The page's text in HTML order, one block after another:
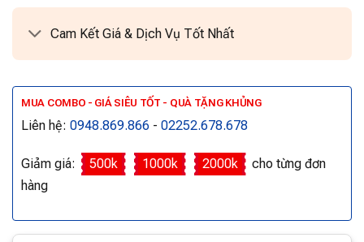
Cam Kết Giá & Dịch Vụ Tốt Nhất
MUA COMBO - GIÁ SIÊU TỐT - QUÀ TẶNG KHỦNG
Liên hệ: 0948.869.866 - 02252.678.678
Giảm giá: 500k 1000k 2000k
cho từng đơn
hàng